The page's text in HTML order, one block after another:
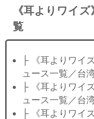
《耳よりワイ
覧
├ 《耳よりワイ
ュース一覧／台
├ 《耳よりワイ
ュース一覧／台
├ 《耳よりワイ